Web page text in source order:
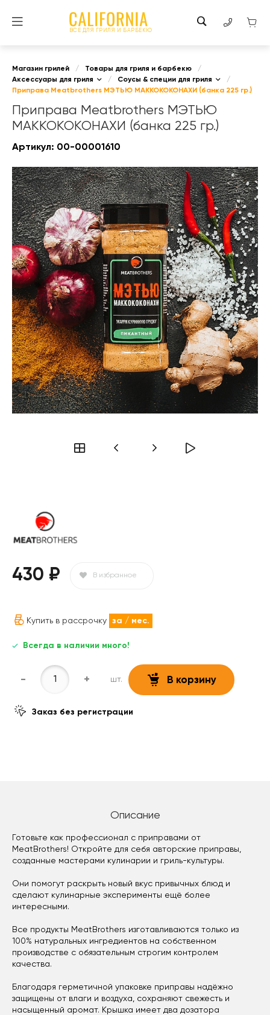
ВСЕ ДЛЯ ГРИЛЯ И БАРБЕКЮ
Магазин грилей / Товары для гриля и барбекю
/
Аксессуары для гриля
/ Соусы & специи для гриля
/
Приправа Meatbrothers МЭТЬЮ МАККОКОКОНАХИ (банка 225 гр.)
Приправа Meatbrothers МЭТЬЮ
МАККОКОКОНАХИ (банка 225 гр.)
Артикул: 00-00001610
430 ₽ В избранное
Купить в рассрочку за / мес.
Всегда в наличии много!
- + шт. В корзину
Заказ без регистрации
Описание
Готовьте как профессионал с приправами от
MeatBrothers! Откройте для себя авторские приправы,
созданные мастерами кулинарии и гриль-культуры.
Они помогут раскрыть новый вкус привычных блюд и
сделают кулинарные эксперименты ещё более
интересными.
Все продукты MeatBrothers изготавливаются только из
100% натуральных ингредиентов на собственном
производстве с обязательным строгим контролем
качества.
Благодаря герметичной упаковке приправы надёжно
защищены от влаги и воздуха, сохраняют свежесть и
насыщенный аромат. Крышка имеет два дозатора